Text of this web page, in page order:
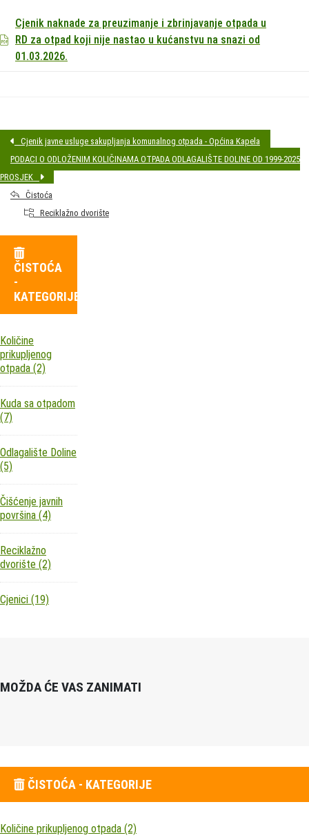
Cjenik naknade za preuzimanje i zbrinjavanje otpada u
RD za otpad koji nije nastao u kućanstvu na snazi od
01.03.2026.
Cjenik javne usluge sakupljanja komunalnog otpada - Općina Kapela
PODACI O ODLOŽENIM KOLIČINAMA OTPADA ODLAGALIŠTE DOLINE OD 1999-2025
PROSJEK
Čistoća
Reciklažno dvorište
ČISTOĆA
-
KATEGORIJE
Količine
prikupljenog
otpada (2)
Kuda sa otpadom
(7)
Odlagalište Doline
(5)
Čišćenje javnih
površina (4)
Reciklažno
dvorište (2)
Cjenici (19)
MOŽDA ĆE VAS ZANIMATI
ČISTOĆA - KATEGORIJE
Količine prikupljenog otpada (2)